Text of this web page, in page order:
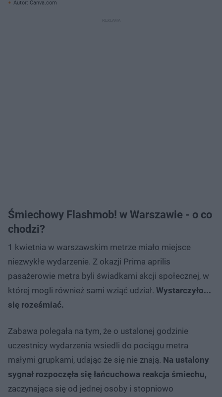
Autor: Canva.com
Śmiechowy Flashmob!​ w Warszawie - o co
chodzi?
1 kwietnia w warszawskim metrze miało miejsce
niezwykłe wydarzenie. Z okazji Prima aprilis
pasażerowie metra byli świadkami akcji społecznej, w
której mogli również sami wziąć udział. Wystarczyło...
się roześmiać.
Zabawa polegała na tym, że o ustalonej godzinie
uczestnicy wydarzenia wsiedli do pociągu metra
małymi grupkami, udając że się nie znają. Na ustalony
sygnał rozpoczęła się łańcuchowa reakcja śmiechu,
zaczynająca się od jednej osoby i stopniowo